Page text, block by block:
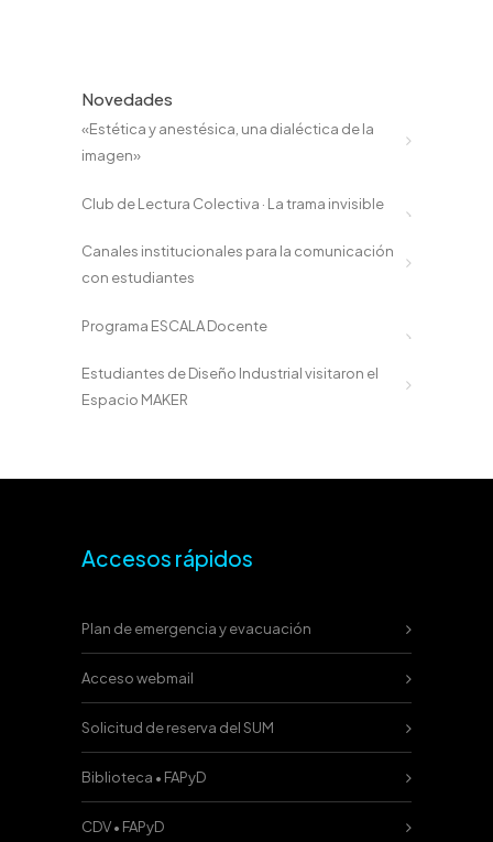
Novedades
«Estética y anestésica, una dialéctica de la
imagen»
Club de Lectura Colectiva · La trama invisible
Canales institucionales para la comunicación
con estudiantes
Programa ESCALA Docente
Estudiantes de Diseño Industrial visitaron el
Espacio MAKER
Accesos rápidos
Plan de emergencia y evacuación
Acceso webmail
Solicitud de reserva del SUM
Biblioteca • FAPyD
CDV • FAPyD